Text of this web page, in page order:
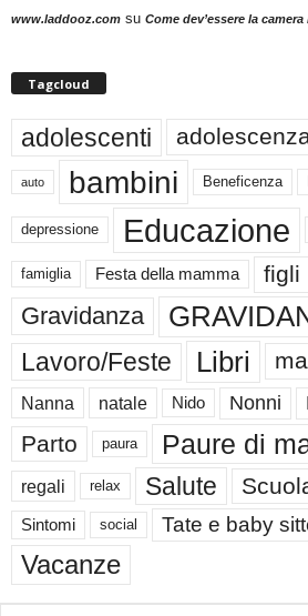
www.laddooz.com su Come dev’essere la
Tagcloud
adolescenti
auto bambini Beneficenza
depressione Educazione
famiglia Festa della mamma figli
Gravidanza
Lavoro/Feste Libri
Nanna natale Nido Nonni
Parto paura Paure di
regali relax Salute
Sintomi social Tate e baby
Vacanze